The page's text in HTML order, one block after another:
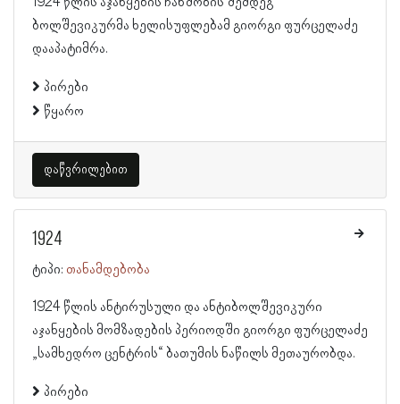
ბოლშევიკურმა ხელისუფლებამ გიორგი ფურცელაძე
დააპატიმრა.
პირები
წყარო
დაწვრილებით
1924
ტიპი: თანამდებობა
1924 წლის ანტირუსული და ანტიბოლშევიკური
აჯანყების მომზადების პერიოდში გიორგი ფურცელაძე
„სამხედრო ცენტრის“ ბათუმის ნაწილს მეთაურობდა.
პირები